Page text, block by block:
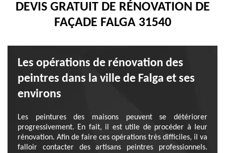
DEVIS GRATUIT DE RÉNOVATION DE
FAÇADE FALGA 31540
Les opérations de rénovation des
peintres dans la ville de Falga et ses
environs
Les peintures des maisons peuvent se détériorer
progressivement. En fait, il est utile de procéder à leur
rénovation. Afin de faire ces opérations très difficiles, il va
falloir contacter des artisans peintres professionnels.